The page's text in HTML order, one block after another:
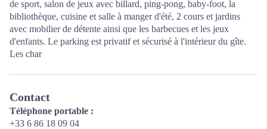
de sport, salon de jeux avec billard, ping-pong, baby-foot, la
bibliothèque, cuisine et salle à manger d'été, 2 cours et jardins
avec mobilier de détente ainsi que les barbecues et les jeux
d'enfants. Le parking est privatif et sécurisé à l'intérieur du gîte.
Les char
Contact
Téléphone portable :
+33 6 86 18 09 04